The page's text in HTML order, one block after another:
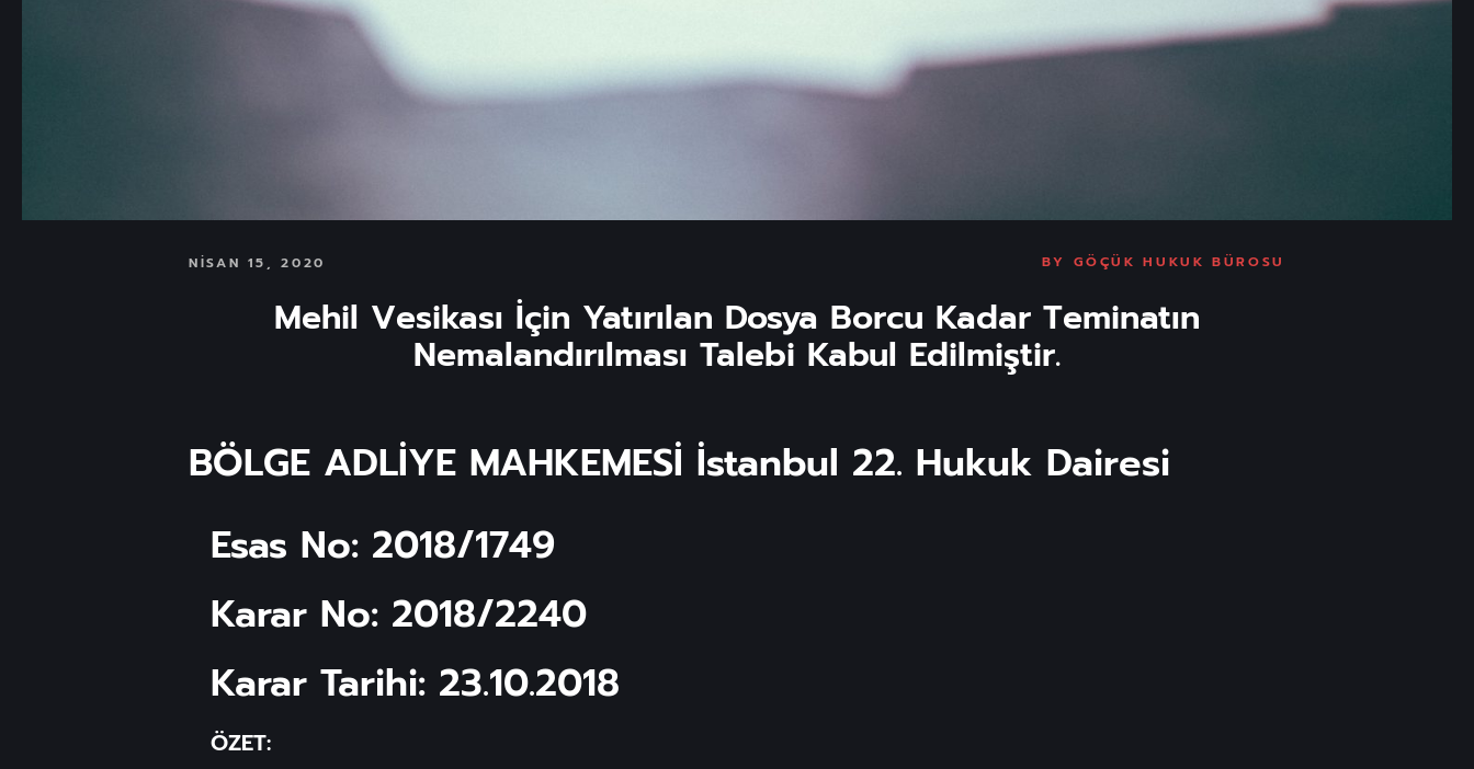
NISAN 15, 2020 BY GÖÇÜK HUKUK BÜROSU
Mehil Vesikası İçin Yatırılan Dosya Borcu Kadar Teminatın
Nemalandırılması Talebi Kabul Edilmiştir.
BÖLGE ADLİYE MAHKEMESİ İstanbul 22. Hukuk Dairesi
Esas No: 2018/1749
Karar No: 2018/2240
Karar Tarihi: 23.10.2018
ÖZET: